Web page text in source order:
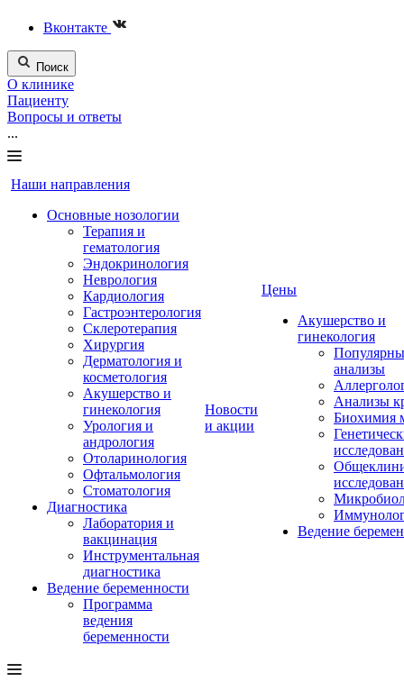
Вконтакте
Поиск
О клинике
Пациенту
Вопросы и ответы
...
Наши направления
Основные нозологии
Терапия и
гематология
Эндокринология
Неврология
Кардиология
Гастроэнтерология
Склеротерапия
Хирургия
Дерматология и
косметология
Акушерство и
гинекология
Урология и
андрология
Отоларинология
Офтальмология
Стоматология
Диагностика
Лаборатория и
вакцинация
Инструментальная
диагностика
Ведение беременности
Программа
ведения
беременности
Новости
и акции
Цены
Акушерство и
гинекология
анализы
Анализы
Биохимия
Ведение